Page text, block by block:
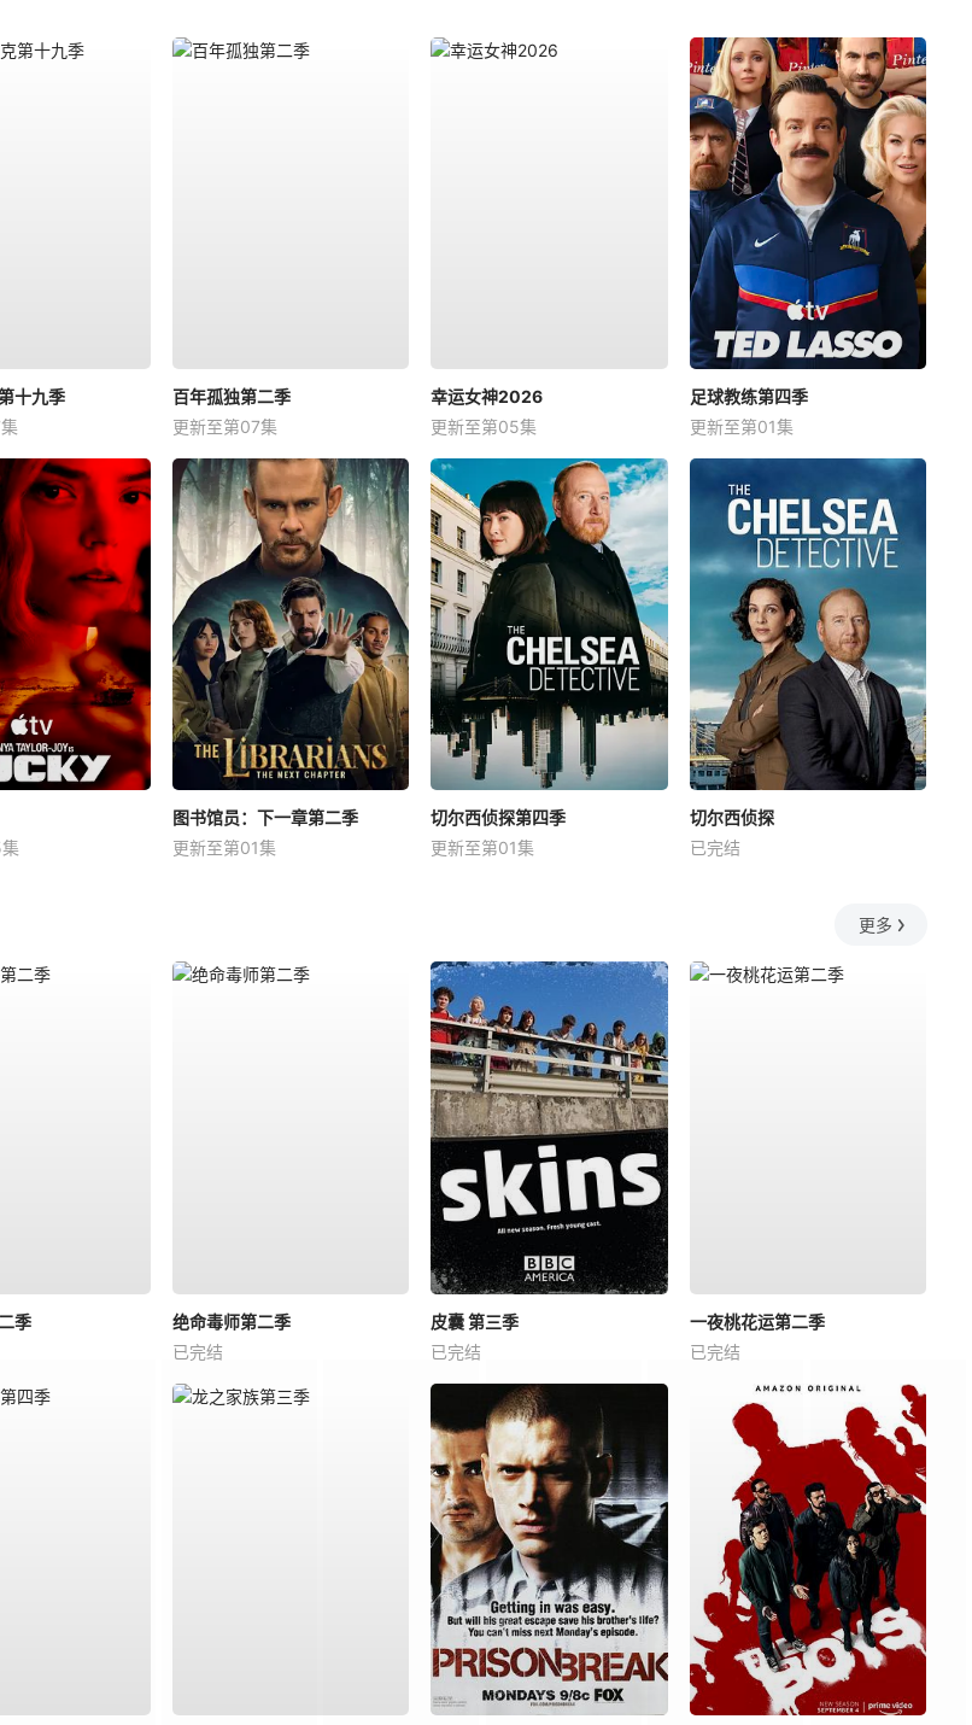
十九季
百年孤独第二季
更新至第07集
幸运女神2026
更新至第05集
足球教练第四季
更新至第01集
图书馆员：下一章第二季
更新至第01集
切尔西侦探第四季
更新至第01集
切尔西侦探
已完结
更多
季
绝命毒师第二季
已完结
皮囊 第三季
已完结
一夜桃花运第二季
已完结